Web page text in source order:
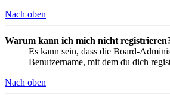
Nach oben
Warum kann ich mich nicht
Es kann sein, dass die Board-
Benutzername, mit dem du dich
Nach oben